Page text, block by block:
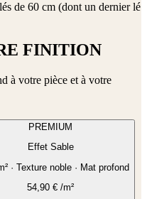
de 60 cm (dont un dernier lé
FINITION
à votre pièce et à votre
PREMIUM
Effet Sable
· Texture noble · Mat profond
54,90 € /m²